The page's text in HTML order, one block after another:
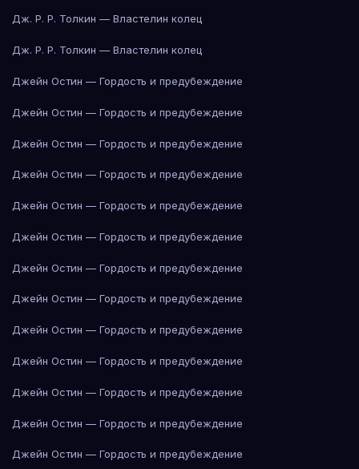
Дж. Р. Р. Толкин — Властелин колец
Дж. Р. Р. Толкин — Властелин колец
Джейн Остин — Гордость и предубеждение
Джейн Остин — Гордость и предубеждение
Джейн Остин — Гордость и предубеждение
Джейн Остин — Гордость и предубеждение
Джейн Остин — Гордость и предубеждение
Джейн Остин — Гордость и предубеждение
Джейн Остин — Гордость и предубеждение
Джейн Остин — Гордость и предубеждение
Джейн Остин — Гордость и предубеждение
Джейн Остин — Гордость и предубеждение
Джейн Остин — Гордость и предубеждение
Джейн Остин — Гордость и предубеждение
Джейн Остин — Гордость и предубеждение